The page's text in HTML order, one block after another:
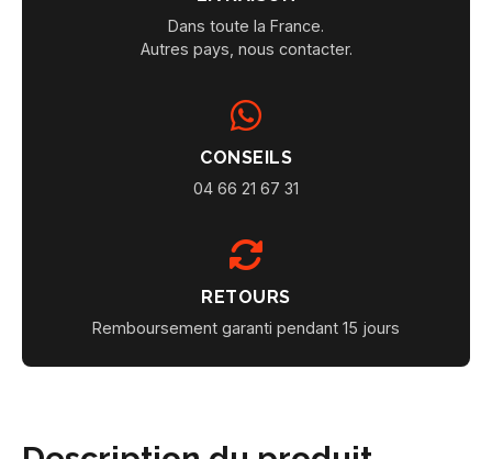
Dans toute la France.
Autres pays, nous contacter.
CONSEILS
04 66 21 67 31
RETOURS
Remboursement garanti pendant 15 jours